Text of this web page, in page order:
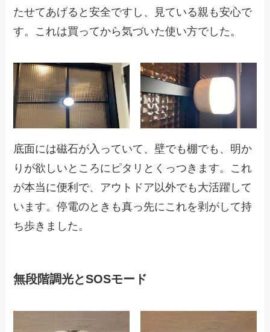
たせてあげると安全ですし、見ている親も安心で
す。これは買ってから気づいた使い方でした。
底面には磁石が入っていて、壁でも棚でも、明か
りが欲しいところにピタリとくっつきます。これ
が本当に便利で、アウトドア以外でも大活躍して
います。停電のときも真っ先にこれを剥がして持
ち歩きました。
無段階調光とSOSモード